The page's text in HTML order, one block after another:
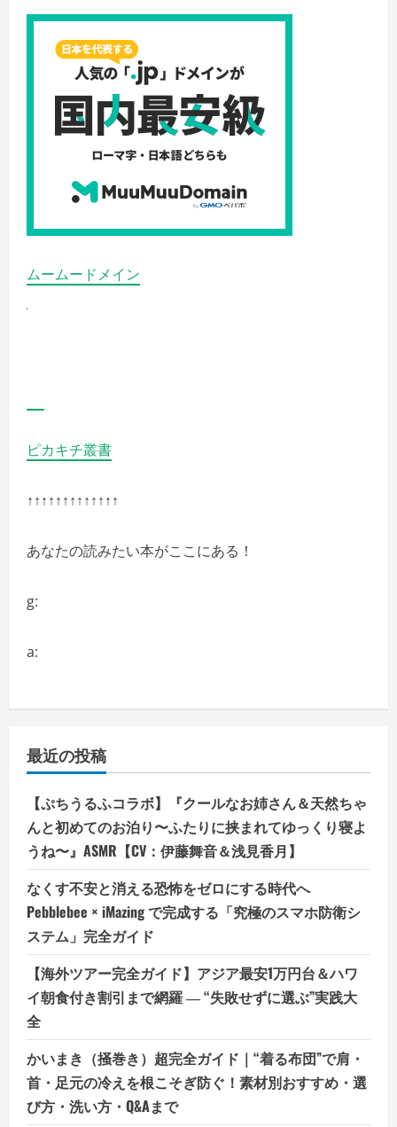
ムームードメイン
ピカキチ叢書
↑↑↑↑↑↑↑↑↑↑↑↑↑
あなたの読みたい本がここにある！
g:
a:
最近の投稿
【ぷちうるふコラボ】『クールなお姉さん＆天然ちゃ
んと初めてのお泊り〜ふたりに挟まれてゆっくり寝よ
うね〜』ASMR【CV：伊藤舞音＆浅見香月】
なくす不安と消える恐怖をゼロにする時代へ
Pebblebee × iMazing で完成する「究極のスマホ防衛シ
ステム」完全ガイド
【海外ツアー完全ガイド】アジア最安1万円台＆ハワ
イ朝食付き割引まで網羅 ― “失敗せずに選ぶ”実践大
全
かいまき（掻巻き）超完全ガイド｜“着る布団”で肩・
首・足元の冷えを根こそぎ防ぐ！素材別おすすめ・選
び方・洗い方・Q&Aまで